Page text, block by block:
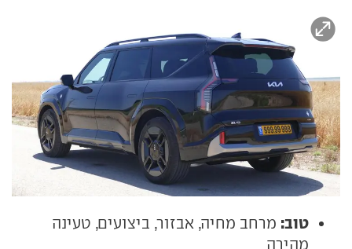
טוב: מרחב מחיה, אבזור, ביצועים, טעינה
מהירה